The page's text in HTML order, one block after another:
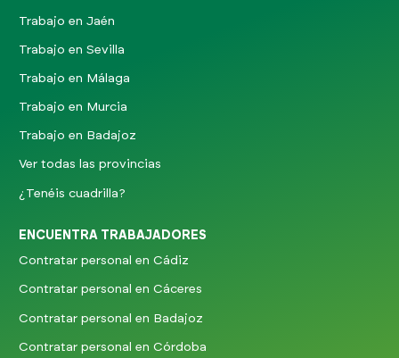
Trabajo en Jaén
Trabajo en Sevilla
Trabajo en Málaga
Trabajo en Murcia
Trabajo en Badajoz
Ver todas las provincias
¿Tenéis cuadrilla?
ENCUENTRA TRABAJADORES
Contratar personal en Cádiz
Contratar personal en Cáceres
Contratar personal en Badajoz
Contratar personal en Córdoba